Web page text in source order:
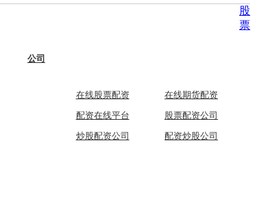
公司
在线股票配资
在线期货配资
配资在线平台
股票配资公司
炒股配资公司
配资炒股公司
股
票